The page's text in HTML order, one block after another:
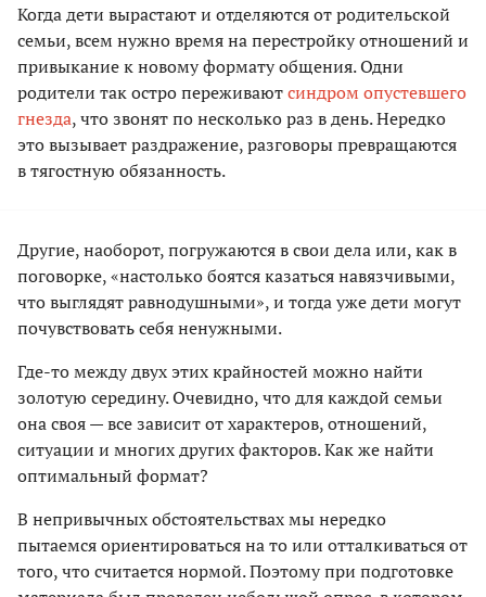
Когда дети вырастают и отделяются от родительской
семьи, всем нужно время на перестройку отношений и
привыкание к новому формату общения. Одни
родители так остро переживаютсиндром опустевшего
гнезда, что звонят по несколько раз в день. Нередко
это вызывает раздражение, разговоры превращаются
в тягостную обязанность.
Другие, наоборот, погружаются в свои дела или, как в
поговорке, «настолько боятся казаться навязчивыми,
что выглядят равнодушными», и тогда уже дети могут
почувствовать себя ненужными.
Где-то между двух этих крайностей можно найти
золотую середину. Очевидно, что для каждой семьи
она своя — все зависит от характеров, отношений,
ситуации и многих других факторов. Как же найти
оптимальный формат?
В непривычных обстоятельствах мы нередко
пытаемся ориентироваться на то или отталкиваться от
того, что считается нормой. Поэтому при подготовке